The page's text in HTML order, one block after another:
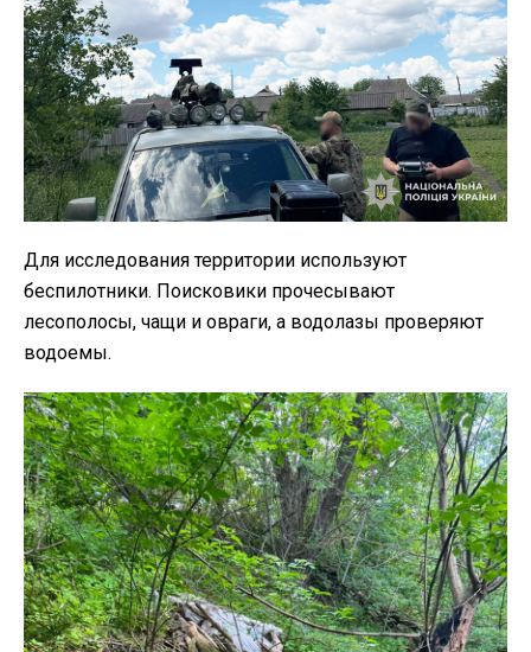
Для исследования территории используют
беспилотники. Поисковики прочесывают
лесополосы, чащи и овраги, а водолазы проверяют
водоемы.